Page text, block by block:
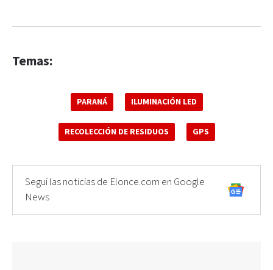
Temas:
PARANÁ ILUMINACIÓN LED
RECOLECCIÓN DE RESIDUOS GPS
Seguí las noticias de Elonce.com en Google
News